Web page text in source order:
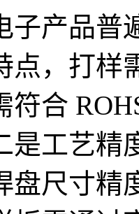
子产品普
点，打样
符合
是工艺精
盘尺寸精